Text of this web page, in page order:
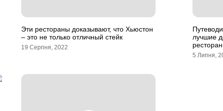
Эти рестораны доказывают, что Хьюстон
– это не только отличный стейк
19 Серпня, 2022
лучшие
5 Липня,